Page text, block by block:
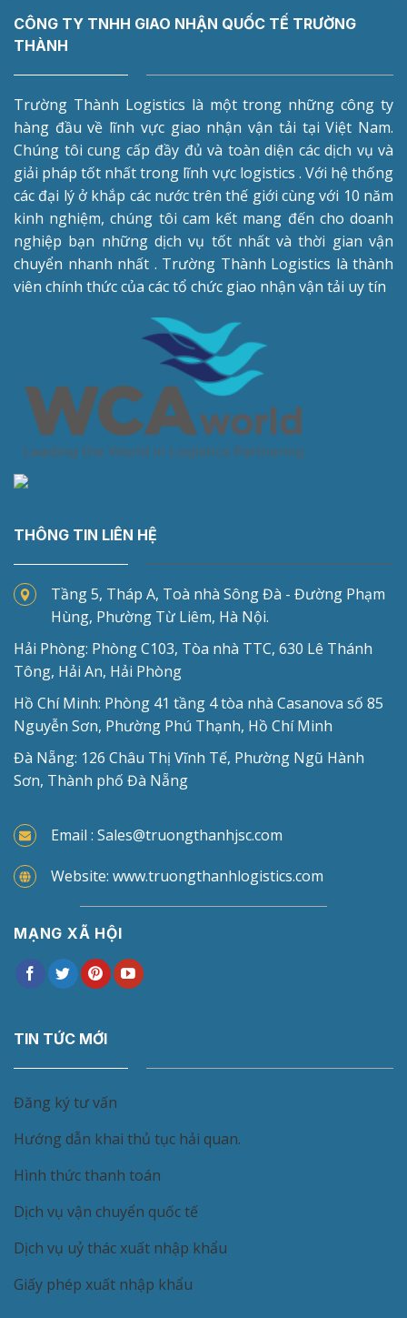
CÔNG TY TNHH GIAO NHẬN QUỐC TẾ TRƯỜNG
THÀNH
Trường Thành Logistics là một trong những công ty
hàng đầu về lĩnh vực giao nhận vận tải tại Việt Nam.
Chúng tôi cung cấp đầy đủ và toàn diện các dịch vụ và
giải pháp tốt nhất trong lĩnh vực logistics . Với hệ thống
các đại lý ở khắp các nước trên thế giới cùng với 10 năm
kinh nghiệm, chúng tôi cam kết mang đến cho doanh
nghiệp bạn những dịch vụ tốt nhất và thời gian vận
chuyển nhanh nhất . Trường Thành Logistics là thành
viên chính thức của các tổ chức giao nhận vận tải uy tín
THÔNG TIN LIÊN HỆ
Tầng 5, Tháp A, Toà nhà Sông Đà - Đường Phạm
Hùng, Phường Từ Liêm, Hà Nội.
Hải Phòng: Phòng C103, Tòa nhà TTC, 630 Lê Thánh
Tông, Hải An, Hải Phòng
Hồ Chí Minh: Phòng 41 tầng 4 tòa nhà Casanova số 85
Nguyễn Sơn, Phường Phú Thạnh, Hồ Chí Minh
Đà Nẵng: 126 Châu Thị Vĩnh Tế, Phường Ngũ Hành
Sơn, Thành phố Đà Nẵng
Email : Sales@truongthanhjsc.com
Website: www.truongthanhlogistics.com
MẠNG XÃ HỘI
TIN TỨC MỚI
Đăng ký tư vấn
Hướng dẫn khai thủ tục hải quan.
Hình thức thanh toán
Dịch vụ vận chuyển quốc tế
Dịch vụ uỷ thác xuất nhập khẩu
Giấy phép xuất nhập khẩu